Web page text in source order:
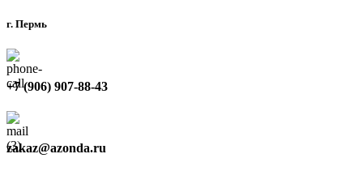
г. Пермь
+7 (906) 907-88-43
zakaz@azonda.ru